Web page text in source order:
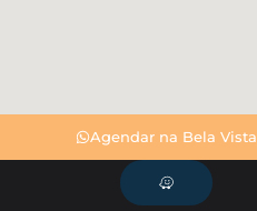
Agendar na Bela Vista